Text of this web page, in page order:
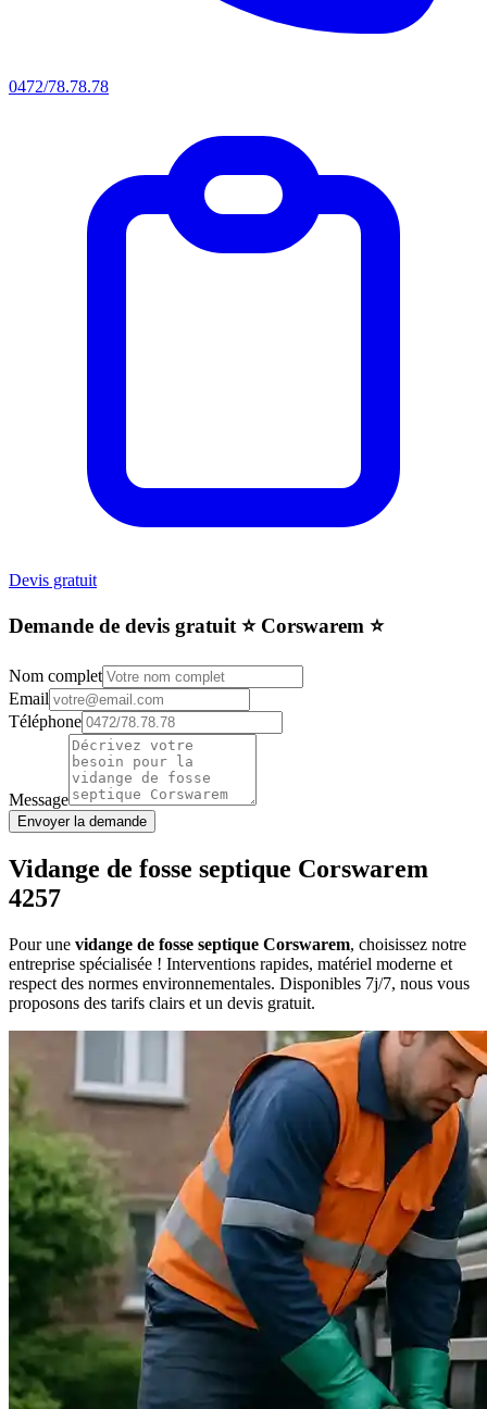
0472/78.78.78
Devis gratuit
Demande de devis gratuit ⭐️ Corswarem ⭐️
Nom complet
Email
Téléphone
Message
Envoyer la demande
Vidange de fosse septique Corswarem
4257
Pour une vidange de fosse septique Corswarem, choisissez notre
entreprise spécialisée ! Interventions rapides, matériel moderne et
respect des normes environnementales. Disponibles 7j/7, nous vous
proposons des tarifs clairs et un devis gratuit.